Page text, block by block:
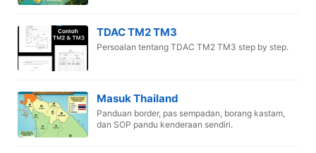
TDAC TM2 TM3
Persoalan tentang TDAC TM2 TM3 step by step.
Masuk Thailand
Panduan border, pas sempadan, borang kastam,
dan SOP pandu kenderaan sendiri.